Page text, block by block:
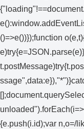
()=>e())});function
{e.push(i.id);var n,o=/